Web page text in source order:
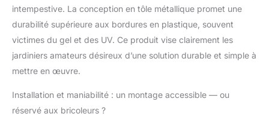
mise en oeuvre est un
nécessite pas
l'utilisation d'engins de
chantier ou de béton.
de relier facilement les
intempestive. La conception en tôle métallique promet une
durabilité supérieure aux bordures en plastique, souvent
victimes du gel et des UV. Ce produit vise clairement les
jardiniers amateurs désireux d’une solution durable et simple à
mettre en œuvre.
Installation et maniabilité : un montage accessible — ou
réservé aux bricoleurs ?